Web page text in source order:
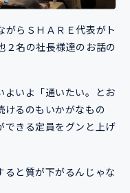
がらＳＨＡＲＥ代表がト
２名の社長様達のお話の
よいよ「通いたい。とお
けるのもいかがなもの
できる定員をグンと上げ
ると質が下がるんじゃな